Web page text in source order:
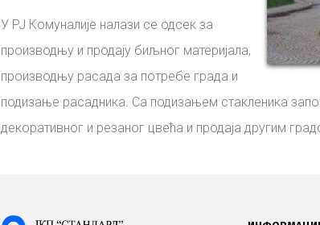
У РЈ Комуналије налази се одсек за
производњу и продају биљног материјала,
производњу расада за потребе града и
подизање расадника. Са подизањем стакленика
декоративног и резаног цвећа и продаја другим